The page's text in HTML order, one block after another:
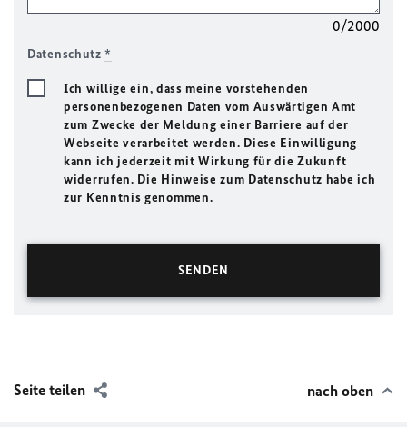
0/2000
Datenschutz*
Ich willige ein, dass meine vorstehenden
personenbezogenen Daten vom Auswärtigen Amt
zum Zwecke der Meldung einer Barriere auf der
Webseite verarbeitet werden. Diese Einwilligung
kann ich jederzeit mit Wirkung für die Zukunft
widerrufen. Die Hinweise zum Datenschutz habe ich
zur Kenntnis genommen.
Seite teilen nach oben